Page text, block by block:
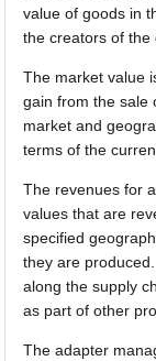
value of goods in
the creators of the
The market value
gain from the sale
market and
terms of the
The revenues for
values that are
specified
they are
along the supply
as part of other
The adapter